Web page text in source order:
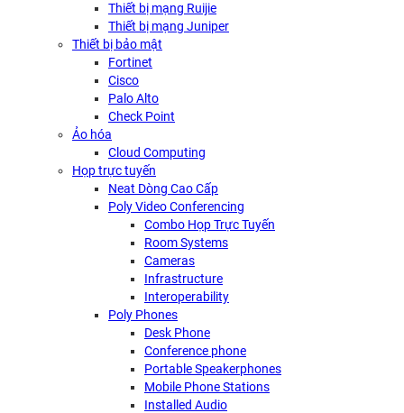
Thiết bị mạng Ruijie
Thiết bị mạng Juniper
Thiết bị bảo mật
Fortinet
Cisco
Palo Alto
Check Point
Ảo hóa
Cloud Computing
Họp trực tuyến
Neat Dòng Cao Cấp
Poly Video Conferencing
Combo Họp Trực Tuyến
Room Systems
Cameras
Infrastructure
Interoperability
Poly Phones
Desk Phone
Conference phone
Portable Speakerphones
Mobile Phone Stations
Installed Audio